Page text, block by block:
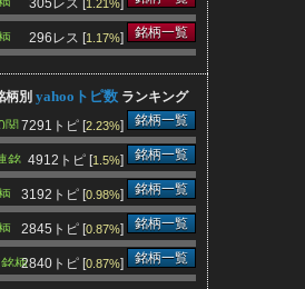
1.21%
296レス [1.17%] 銘柄一覧
柄別 yahooトピ数 ランキング
関7291トピ [2.23%] 銘柄一覧
銘 4912トピ [1.5%] 銘柄一覧
3192トピ [0.98%] 銘柄一覧
2845トピ [0.87%] 銘柄一覧
柄2840トピ [0.87%] 銘柄一覧